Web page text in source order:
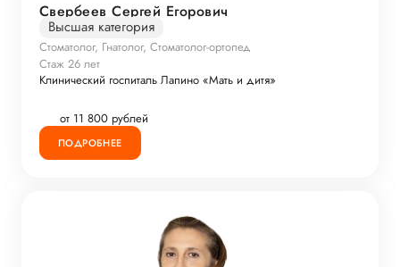
Свербеев Сергей Егорович
Высшая категория
Стоматолог, Гнатолог, Стоматолог-ортопед
Стаж 26 лет
Клинический госпиталь Лапино «Мать и дитя»
от 11 800 рублей
ПОДРОБНЕЕ